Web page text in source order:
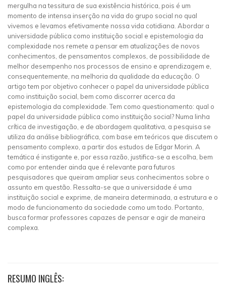
mergulha na tessitura de sua existência histórica, pois é um
momento de intensa inserção na vida do grupo social no qual
vivemos e levamos efetivamente nossa vida cotidiana. Abordar a
universidade pública como instituição social e epistemologia da
complexidade nos remete a pensar em atualizações de novos
conhecimentos, de pensamentos complexos, de possibilidade de
melhor desempenho nos processos de ensino e aprendizagem e,
consequentemente, na melhoria da qualidade da educação. O
artigo tem por objetivo conhecer o papel da universidade pública
como instituição social, bem como discorrer acerca da
epistemologia da complexidade. Tem como questionamento: qual o
papel da universidade pública como instituição social? Numa linha
crítica de investigação, e de abordagem qualitativa, a pesquisa se
utiliza da análise bibliográfica, com base em teóricos que discutem o
pensamento complexo, a partir dos estudos de Edgar Morin. A
temática é instigante e, por essa razão, justifica-se a escolha, bem
como por entender ainda que é relevante para futuros
pesquisadores que queiram ampliar seus conhecimentos sobre o
assunto em questão. Ressalta-se que a universidade é uma
instituição social e exprime, de maneira determinada, a estrutura e o
modo de funcionamento da sociedade como um todo. Portanto,
busca formar professores capazes de pensar e agir de maneira
complexa.
RESUMO INGLÊS: